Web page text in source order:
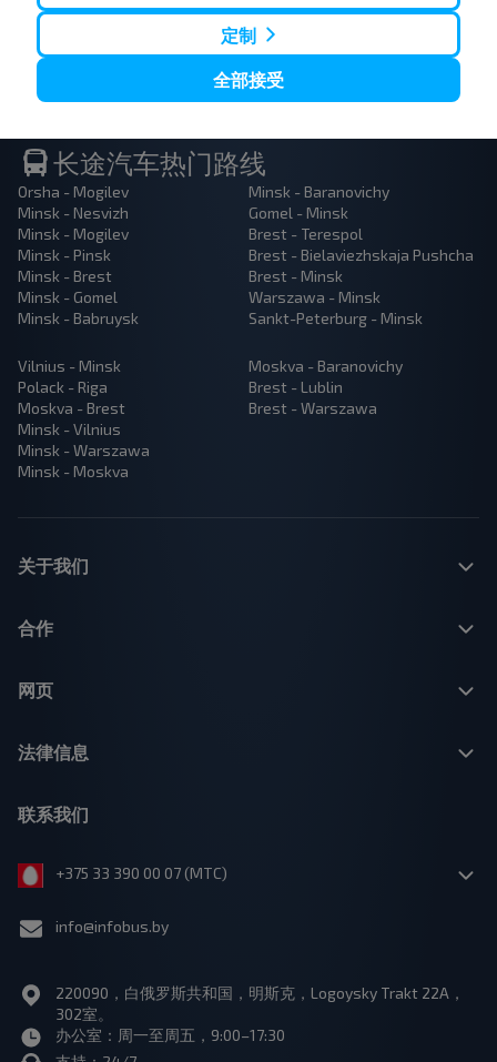
长途汽车热门路线
Orsha - Mogilev
Minsk - Nesvizh
Minsk - Mogilev
Minsk - Pinsk
Minsk - Brest
Minsk - Gomel
Minsk - Babruysk
Minsk - Baranovichy
Gomel - Minsk
Brest - Terespol
Brest - Bielaviezhskaja Pushcha
Brest - Minsk
Warszawa - Minsk
Sankt-Peterburg - Minsk
Vilnius - Minsk
Polack - Riga
Moskva - Brest
Minsk - Vilnius
Minsk - Warszawa
Minsk - Moskva
Moskva - Baranovichy
Brest - Lublin
Brest - Warszawa
关于我们
合作
网页
法律信息
联系我们
+375 33 390 00 07 (МТС)
info@infobus.by
220090，白俄罗斯共和国，明斯克，Logoysky Trakt 22A，
302室。
办公室：周一至周五，9:00–17:30
定制
全部接受